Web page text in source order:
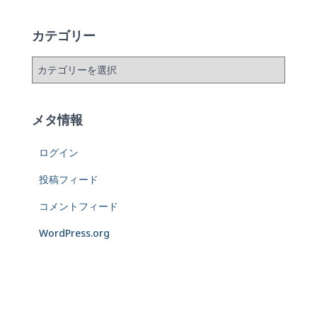
カテゴリー
メタ情報
ログイン
投稿フィード
コメントフィード
WordPress.org